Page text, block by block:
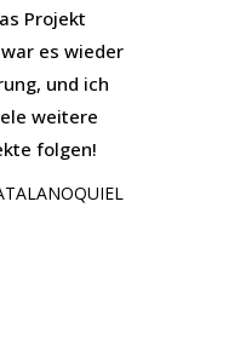
Projekt
es wieder
und ich
weitere
folgen!